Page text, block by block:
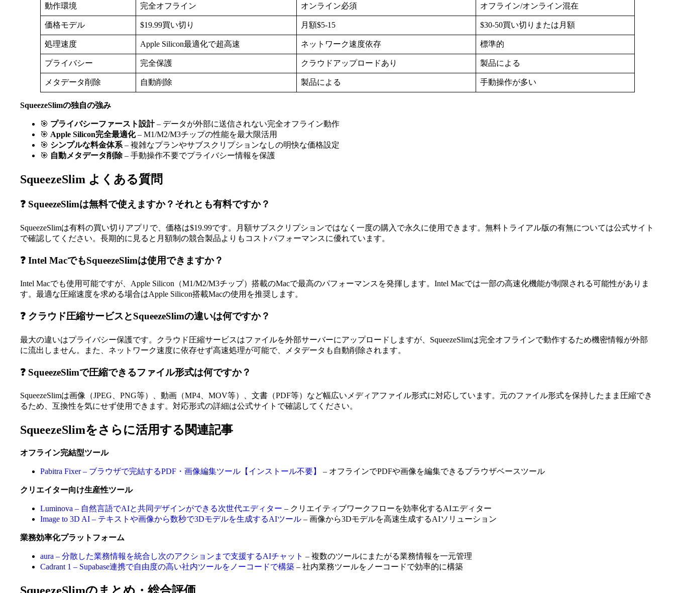
動作環境 完全オフライン オンライン必須 オフライン/オンライン混在
価格モデル $19.99買い切り 月額$5-15 $30-50買い切りまたは月額
処理速度 Apple Silicon最適化で超高速 ネットワーク速度依存 標準的
プライバシー 完全保護 クラウドアップロードあり 製品による
メタデータ削除 自動削除 製品による 手動操作が多い
SqueezeSlimの独自の強み
🎯 プライバシーファースト設計– データが外部に送信されない完全オフライン動作
🎯 Apple Silicon完全最適化– M1/M2/M3チップの性能を最大限活用
🎯 シンプルな料金体系– 複雑なプランやサブスクリプションなしの明快な価格設定
🎯 自動メタデータ削除– 手動操作不要でプライバシー情報を保護
SqueezeSlim よくある質問
❓ SqueezeSlimは無料で使えますか？それとも有料ですか？
SqueezeSlimは有料の買い切りアプリで、価格は$19.99です。月額サブスクリプションではなく一度の購入で永久に使用できます。無料トライアル版の有無については公式サイト
で確認してください。長期的に見ると月額制の競合製品よりもコストパフォーマンスに優れています。
❓ Intel MacでもSqueezeSlimは使用できますか？
Intel Macでも使用可能ですが、Apple Silicon（M1/M2/M3チップ）搭載のMacで最高のパフォーマンスを発揮します。Intel Macでは一部の高速化機能が制限される可能性がありま
す。最適な圧縮速度を求める場合はApple Silicon搭載Macの使用を推奨します。
❓ クラウド圧縮サービスとSqueezeSlimの違いは何ですか？
最大の違いはプライバシー保護です。クラウド圧縮サービスはファイルを外部サーバーにアップロードしますが、SqueezeSlimは完全オフラインで動作するため機密情報が外部
に流出しません。また、ネットワーク速度に依存せず高速処理が可能で、メタデータも自動削除されます。
❓ SqueezeSlimで圧縮できるファイル形式は何ですか？
SqueezeSlimは画像（JPEG、PNG等）、動画（MP4、MOV等）、文書（PDF等）など幅広いメディアファイル形式に対応しています。元のファイル形式を保持したまま圧縮でき
るため、互換性を気にせず使用できます。対応形式の詳細は公式サイトで確認してください。
SqueezeSlimをさらに活用する関連記事
オフライン完結型ツール
Pabitra Fixer – ブラウザで完結するPDF・画像編集ツール【インストール不要】 – オフラインでPDFや画像を編集できるブラウザベースツール
クリエイター向け生産性ツール
Luminova – 自然言語でAIと共同デザインができる次世代エディター – クリエイティブワークフローを効率化するAIエディター
Image to 3D AI – テキストや画像から数秒で3Dモデルを生成するAIツール – 画像から3Dモデルを高速生成するAIソリューション
業務効率化プラットフォーム
aura – 分散した業務情報を統合し次のアクションまで支援するAIチャット – 複数のツールにまたがる業務情報を一元管理
Cadrant 1 – Supabase連携で自由度の高い社内ツールをノーコードで構築 – 社内業務ツールをノーコードで効率的に構築